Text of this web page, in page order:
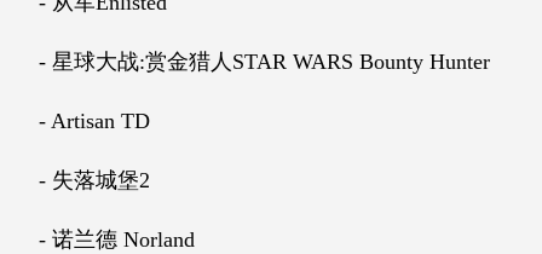
- 星球大战:赏金猎人STAR WARS Bounty Hunter
- Artisan TD
- 失落城堡2
- 诺兰德 Norland